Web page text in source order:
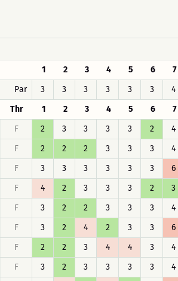
1 2 3 4 5 6 7
Par
3 3 3 3 3 3 4
Thr 1 2 3 4 5 6 7
F 2 3 3 3 3 2 4
F 2 2 2 3 3 3 4
F 3 3 3 3 3 3 6
F 4 2 3 3 3 2 3
F 3 2 2 3 3 3 4
F 3 2 4 2 3 3 6
F 2 2 3 4 4 3 4
F 3 2 3 3 3 3 4